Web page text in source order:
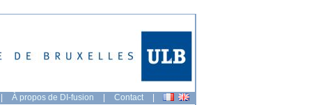
| À propos de DI-fusion | Contact |